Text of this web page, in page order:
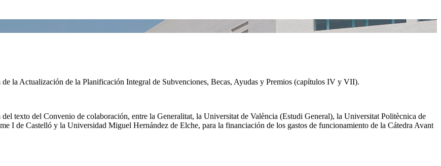
la Actualización de la Planificación Integral de Subvenciones, Becas, Ayudas y Premios (capítulos IV y VII).
texto del Convenio de colaboración, entre la Generalitat, la Universitat de València (Estudi General), la Universitat Politècnica de
I de Castelló y la Universidad Miguel Hernández de Elche, para la financiación de los gastos de funcionamiento de la Cátedra Avant